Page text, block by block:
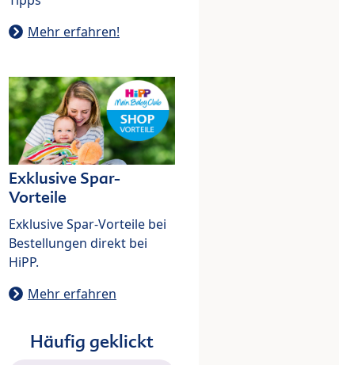
Mehr erfahren!
Exklusive Spar-
Vorteile
Exklusive Spar-Vorteile bei
Bestellungen direkt bei
HiPP.
Mehr erfahren
Häufig geklickt